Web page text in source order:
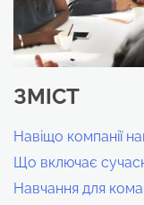
ЗМІСТ
Навіщо компанії
Що включає
Навчання для